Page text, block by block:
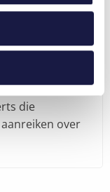
die
over